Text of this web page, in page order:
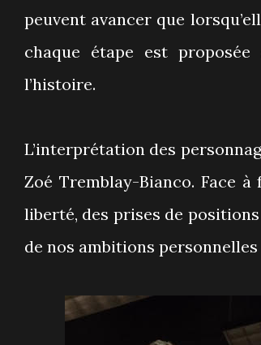
peuvent avancer que
chaque étape est
l’histoire.
L’interprétation des
Zoé Tremblay-Bianco. Face
liberté, des prises de
de nos ambitions